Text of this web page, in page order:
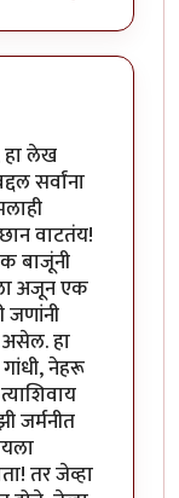
हा लेख
सर्वांना
वाटतंय!
बाजूंनी
अजून एक
जणांनी
हा
नेहरू
जर्मनीत
तर जेव्हा